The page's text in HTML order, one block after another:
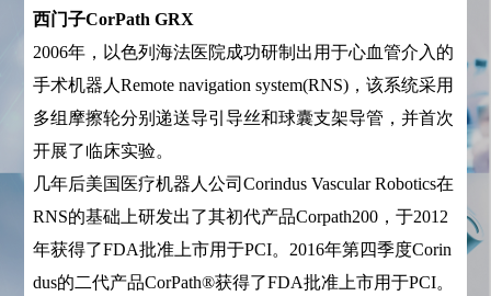
西门子CorPath GRX
2006年，以色列海法医院成功研制出用于心血管介入的
手术机器人Remote navigation system(RNS)，该系统采用
多组摩擦轮分别递送导引导丝和球囊支架导管，并首次
开展了临床实验。
几年后美国医疗机器人公司Corindus Vascular Robotics在
RNS的基础上研发出了其初代产品Corpath200，于2012
年获得了FDA批准上市用于PCI。2016年第四季度Corin
dus的二代产品CorPath®获得了FDA批准上市用于PCI。